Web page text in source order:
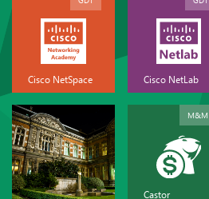
Cisco NetSpace Cisco NetLab
Castor
M&M